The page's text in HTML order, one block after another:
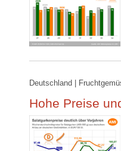
Deutschland |
Hohe Preise